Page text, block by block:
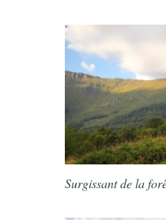
Surgissant de la